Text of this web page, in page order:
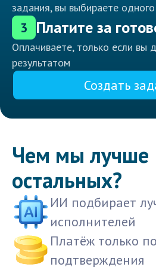
задания, вы выбираете одного
3 Платите за
Оплачиваете, только если вы
результатом
Создать
Чем мы лучше
остальных?
ИИ подбирает
исполнителей
Платёж только
подтверждения